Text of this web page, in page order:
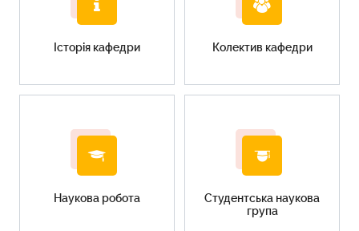
Історія кафедри Колектив кафедри
Наукова робота
Cтудентська наукова
група